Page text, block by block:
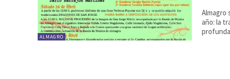
ALMAGRO
Almagro
año: la